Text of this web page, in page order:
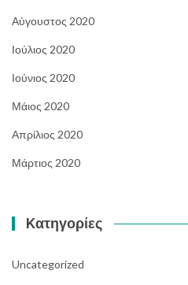
Αύγουστος 2020
Ιούλιος 2020
Ιούνιος 2020
Μάιος 2020
Απρίλιος 2020
Μάρτιος 2020
Kατηγορίες
Uncategorized